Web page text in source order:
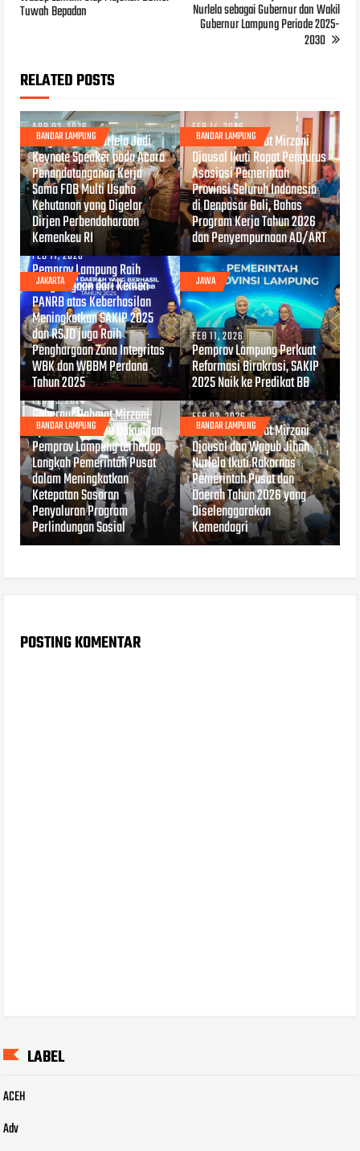
Tuwah Bepadan Nurlela sebagai Gubernur dan Wakil
Gubernur Lampung Periode 2025-
2030
RELATED POSTS
BANDAR LAMPUNG
APR 02, 2026
Wagub Jihan Nurlela Jadi
Keynote Speaker pada Acara
Penandatanganan Kerja
Sama FDB Multi Usaha
Kehutanan yang Digelar
Dirjen Perbendaharaan
Kemenkeu RI
BANDAR LAMPUNG
FEB 14, 2026
Gubernur Rahmat Mirzani
Djausal Ikuti Rapat Pengurus
Asosiasi Pemerintah
Provinsi Seluruh Indonesia
di Denpasar Bali, Bahas
Program Kerja Tahun 2026
dan Penyempurnaan AD/ART
JAKARTA
FEB 11, 2026
Pemprov Lampung Raih
Penghargaan dari Kemen
PANRB atas Keberhasilan
Meningkatkan SAKIP 2025
dan RSJD juga Raih
Penghargaan Zona Integritas
WBK dan WBBM Perdana
Tahun 2025
JAWA
FEB 11, 2026
Pemprov Lampung Perkuat
Reformasi Birokrasi, SAKIP
2025 Naik ke Predikat BB
BANDAR LAMPUNG
FEB 03, 2026
Gubernur Rahmat Mirzani
Djausal Tegaskan Dukungan
Pemprov Lampung terhadap
Langkah Pemerintah Pusat
dalam Meningkatkan
Ketepatan Sasaran
Penyaluran Program
Perlindungan Sosial
BANDAR LAMPUNG
FEB 02, 2026
Gubernur Rahmat Mirzani
Djausal dan Wagub Jihan
Nurlela Ikuti Rakornas
Pemerintah Pusat dan
Daerah Tahun 2026 yang
Diselenggarakan
Kemendagri
POSTING KOMENTAR
LABEL
ACEH
Adv